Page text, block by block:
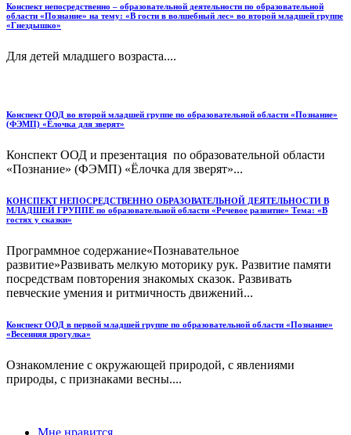
Конспект непосредственно – образовательной деятельности по образовательной
области «Познание» на тему: «В гости в волшебный лес» во второй младшей группе
«Гнездышко»
Для детей младшего возраста....
Конспект ООД во второй младшей группе по образовательной области «Познание»
(ФЭМП) «Ёлочка для зверят»
Конспект ООД и презентация по образовательной области
«Познание» (ФЭМП) «Ёлочка для зверят»...
КОНСПЕКТ НЕПОСРЕДСТВЕННО ОБРАЗОВАТЕЛЬНОЙ ДЕЯТЕЛЬНОСТИ В
МЛАДШЕЙ ГРУППЕ по образовательной области «Речевое развитие» Тема: «В
гостях у сказки»
Программное содержание«Познавательное
развитие»Развивать мелкую моторику рук. Развитие памяти
посредствам повторения знакомых сказок. Развивать
певческие умения и ритмичность движений...
Конспект ООД в первой младшей группе по образовательной области «Познание»
«Весенняя прогулка»
Ознакомление с окружающей природой, с явлениями
природы, с признаками весны....
Мне нравится